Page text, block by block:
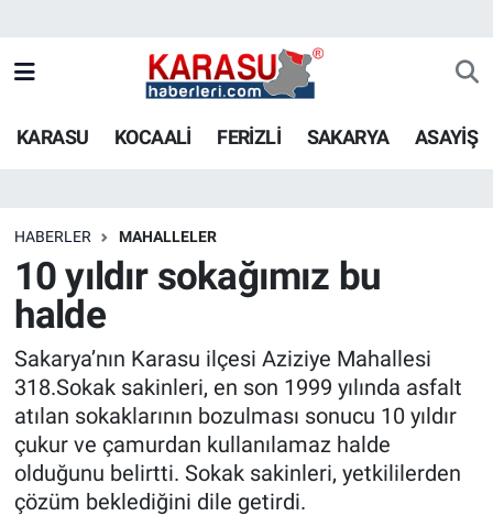
KARASU KOCAALİ FERİZLİ SAKARYA ASAYİŞ
HABERLER MAHALLELER
10 yıldır sokağımız bu
halde
Sakarya’nın Karasu ilçesi Aziziye Mahallesi
318.Sokak sakinleri, en son 1999 yılında asfalt
atılan sokaklarının bozulması sonucu 10 yıldır
çukur ve çamurdan kullanılamaz halde
olduğunu belirtti. Sokak sakinleri, yetkililerden
çözüm beklediğini dile getirdi.